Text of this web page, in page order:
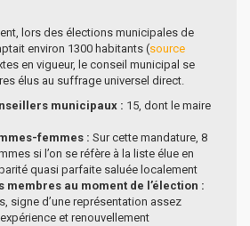
lors des élections municipales de
environ 1300 habitants (source
en vigueur, le conseil municipal se
élus au suffrage universel direct.
municipaux : 15, dont le maire
femmes : Sur cette mandature, 8
si l’on se réfère à la liste élue en
quasi parfaite saluée localement
membres au moment de l’élection :
signe d’une représentation assez
et renouvellement